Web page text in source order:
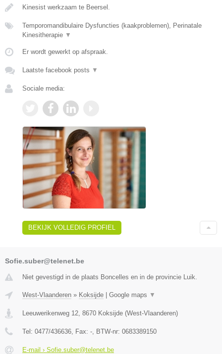
Kinesist werkzaam te Beersel.
Temporomandibulaire Dysfuncties (kaakproblemen), Perinatale
Kinesitherapie ▼
Er wordt gewerkt op afspraak.
Laatste facebook posts ▼
Sociale media:
BEKIJK VOLLEDIG PROFIEL
Sofie.suber@telenet.be
Niet gevestigd in de plaats Boncelles en in de provincie Luik.
West-Vlaanderen » Koksijde | Google maps ▼
Leeuwerikenweg 12 8670 Koksijde (West-Vlaanderen)
Tel: 0477/436636 , Fax: - , BTW-nr: 0683389150
E-mail › Sofie.suber@telenet.be